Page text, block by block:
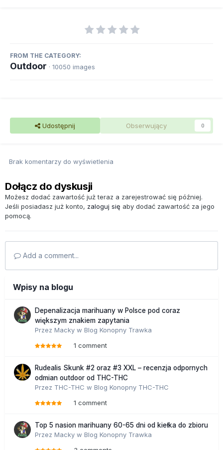
FROM THE CATEGORY:
Outdoor · 10050 images
Udostępnij Obserwujący 0
Brak komentarzy do wyświetlenia
Dołącz do dyskusji
Możesz dodać zawartość już teraz a zarejestrować się później.
Jeśli posiadasz już konto, zaloguj się aby dodać zawartość za jego
pomocą.
Add a comment...
Wpisy na blogu
Depenalizacja marihuany w Polsce pod coraz
większym znakiem zapytania
Przez Macky w Blog Konopny Trawka
1 comment
Rudealis Skunk #2 oraz #3 XXL – recenzja odpornych
odmian outdoor od THC-THC
Przez THC-THC w Blog Konopny THC-THC
1 comment
Top 5 nasion marihuany 60-65 dni od kiełka do zbioru
Przez Macky w Blog Konopny Trawka